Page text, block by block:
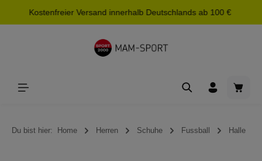
springen
Kostenfreier Versand innerhalb Deutschlands ab 100 €
Du bist hier: Home Herren Schuhe Fussball Halle